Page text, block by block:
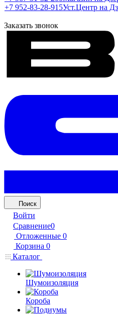
+7 952-83-28-915Уст.Центр на
Заказать звонок
Поиск
Войти
Сравнение0
Отложенные 0
Корзина 0
Каталог
Шумоизоляция
Короба